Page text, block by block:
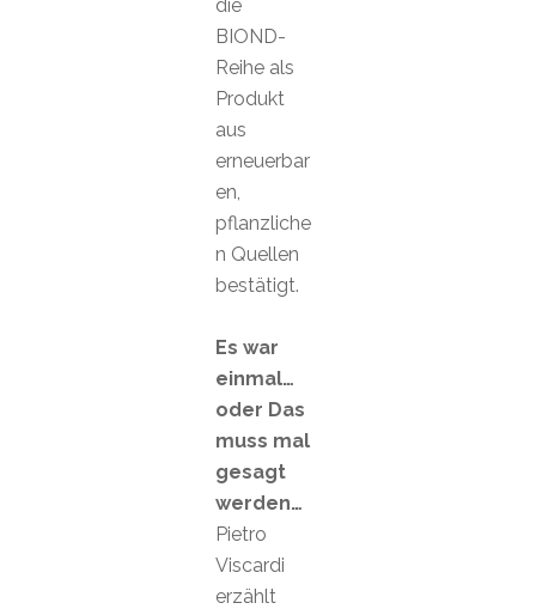
die
BIOND-
Reihe als
Produkt
aus
erneuerbar
en,
pflanzliche
n Quellen
bestätigt.
Es war
einmal…
oder Das
muss mal
gesagt
werden…
Pietro
Viscardi
erzählt